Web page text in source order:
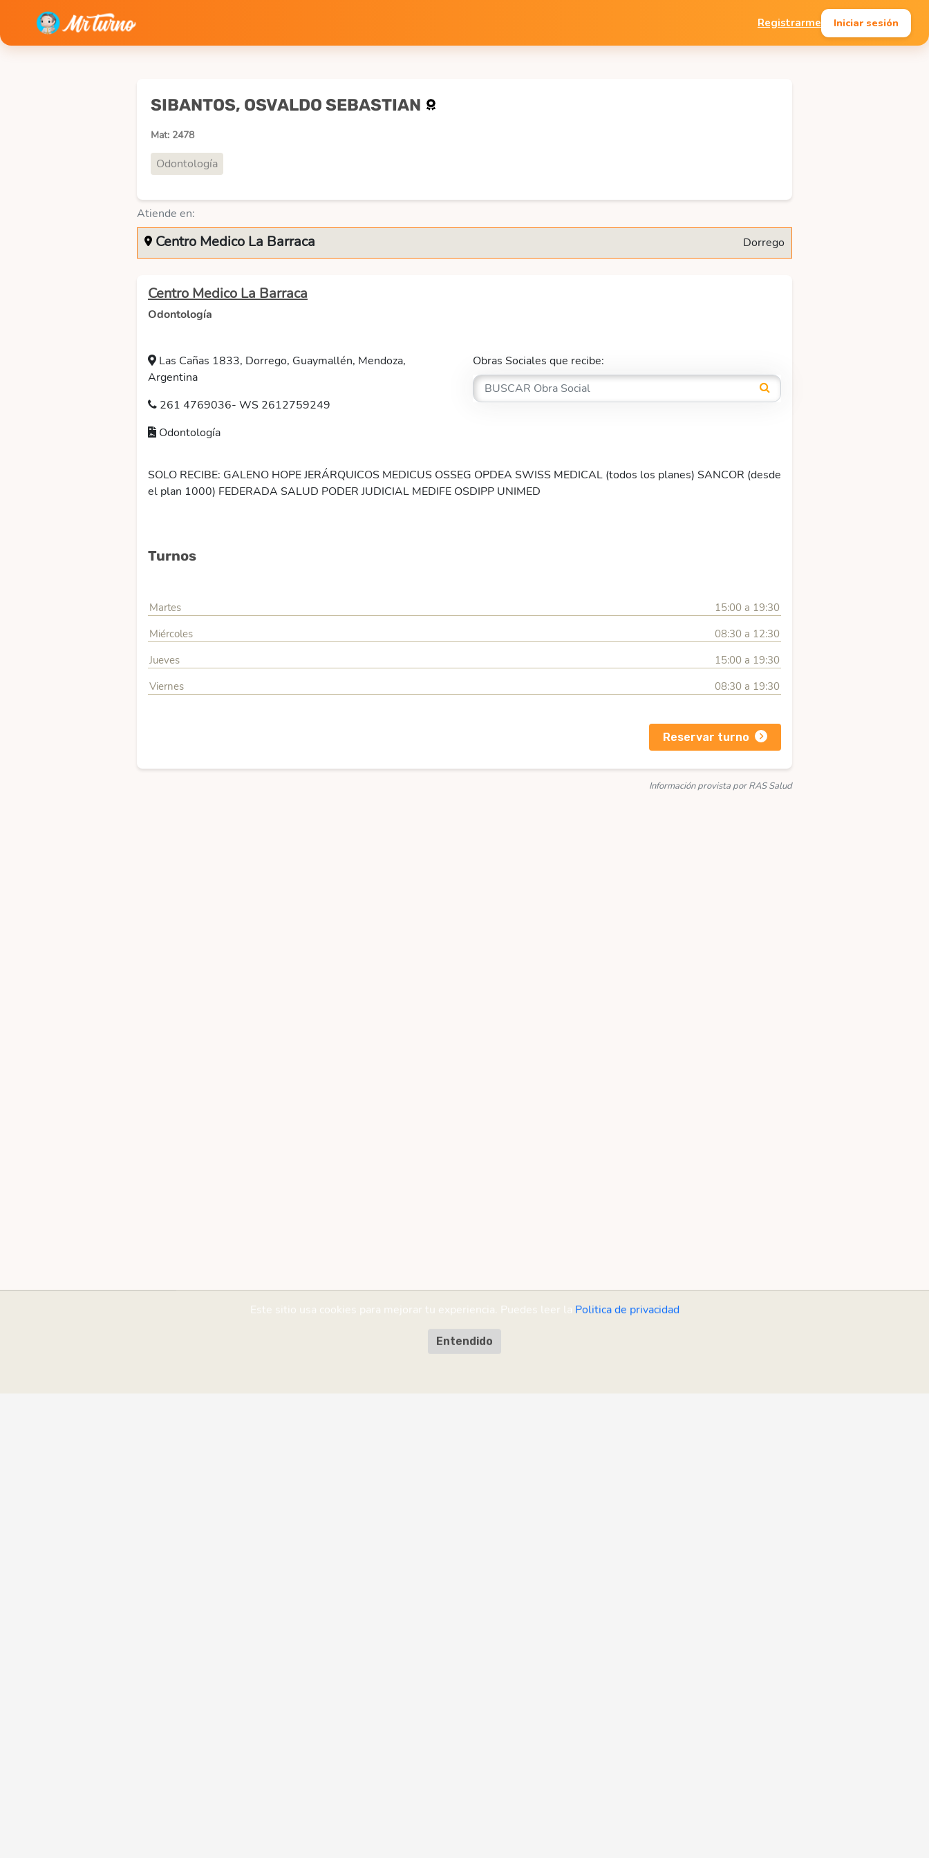
Registrarme Iniciar sesión
SIBANTOS, OSVALDO SEBASTIAN
Mat: 2478
Odontología
Atiende en:
Centro Medico La Barraca Dorrego
Centro Medico La Barraca
Odontología
Las Cañas 1833, Dorrego, Guaymallén, Mendoza,
Argentina
261 4769036- WS 2612759249
Odontología
Obras Sociales que recibe:
SOLO RECIBE: GALENO HOPE JERÁRQUICOS MEDICUS OSSEG OPDEA SWISS MEDICAL (todos los planes) SANCOR (desde
el plan 1000) FEDERADA SALUD PODER JUDICIAL MEDIFE OSDIPP UNIMED
Turnos
Martes
15:00 a 19:30
Miércoles
08:30 a 12:30
Jueves
15:00 a 19:30
Viernes
08:30 a 19:30
Reservar turno
Información provista por RAS Salud
Este sitio usa cookies para mejorar tu experiencia. Puedes leer la Politica de privacidad
Entendido